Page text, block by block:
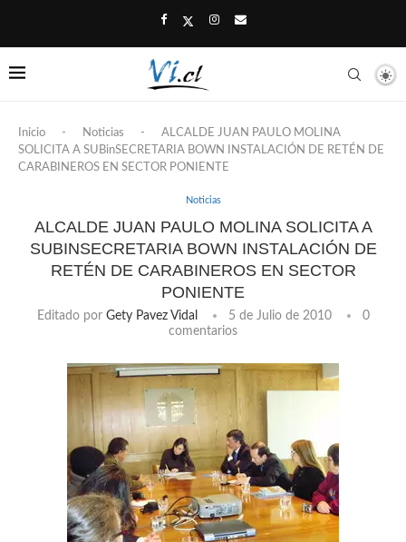
Inicio - Noticias -
ALCALDE JUAN PAULO MOLINA
SOLICITA A SUBinSECRETARIA BOWN INSTALACIÓN DE RETÉN DE
CARABINEROS EN SECTOR PONIENTE
Noticias
ALCALDE JUAN PAULO MOLINA SOLICITA A
SUBINSECRETARIA BOWN INSTALACIÓN DE
RETÉN DE CARABINEROS EN SECTOR
PONIENTE
Editado por Gety Pavez Vidal 5 de Julio de 2010
0
comentarios